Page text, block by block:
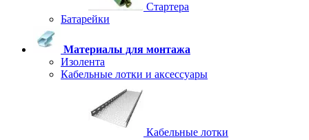
Стартера
Батарейки
Материалы для монтажа
Изолента
Кабельные лотки и аксессуары
Кабельные лотки